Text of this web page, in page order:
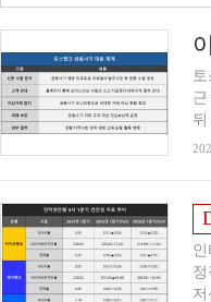
저